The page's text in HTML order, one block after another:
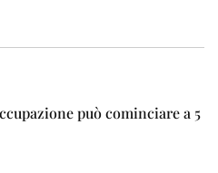
può cominciare a 5